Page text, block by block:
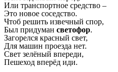
Или транспортное средство –
Это новое соседство.
Чтоб решить извечный спор,
Был придуман светофор.
Загорелся красный свет,
Для машин проезда нет.
Свет зелёный впереди,
Пешеход вперёд иди.